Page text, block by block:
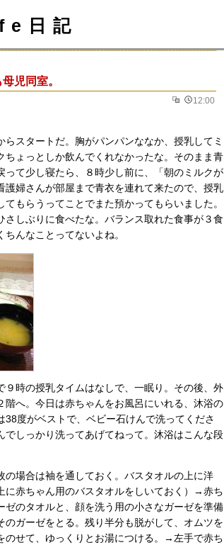
日記
児同室。
12:00
らスタートだ。胸がパンパンななか、授乳してミ
ちょっとしか飲んでくれなかったな。そのまま青
って少し寝たら、８時少し前に、「朝のミルクが
護婦さんが部屋まで青衣を連れて来たので、授乳
てもらうってことでまた預かってもらいました。
さしぶりに食べたな。バランス取れた食事が３食
んなことってないよね。
９時の授乳タイムはなしで、一眠り。その後、外
階へ。今日は赤ちゃんをお風呂にいれる、沐浴の
38度がベストで、ベビー石けんで洗ってくださ
でしっかり洗ってあげてねって。沐浴はこんな段
の場合は袖を通しておく。バスタオルの上に洋
に赤ちゃん用のバスタオルをしいておく）→赤ち
ゼのタオルと、顔を洗う用の小さなガーゼを準備
ガーゼをとる。残り半分も脱がして、オムツを
のせて、ゆっくりとお湯につける。→左手で赤ち